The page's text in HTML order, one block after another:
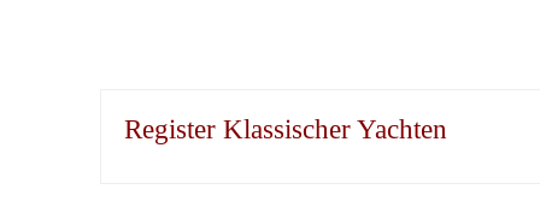
Register Klassischer Yachten